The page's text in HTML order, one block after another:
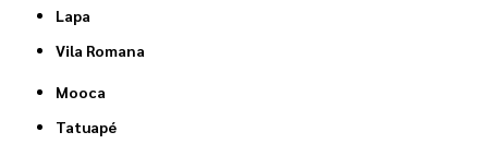
Lapa
Vila Romana
Mooca
Tatuapé